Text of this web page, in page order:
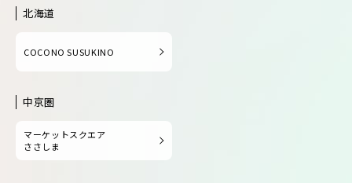
北海道
COCONO SUSUKINO
中京圏
マーケットスクエア
ささしま